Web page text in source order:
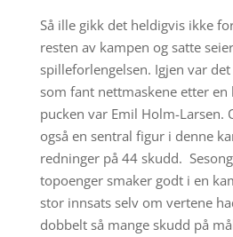
Så ille gikk det heldigvis ikke
resten av kampen og satte
spilleforlengelsen. Igjen var
som fant nettmaskene etter
pucken var Emil Holm-Larsen.
også en sentral figur i denne
redninger på 44 skudd.
topoenger smaker godt i en
stor innsats selv om vertene
dobbelt så mange skudd på